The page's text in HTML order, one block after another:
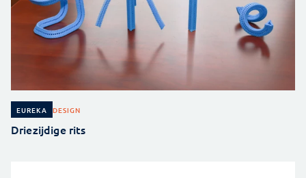
EUREKA DESIGN
Driezijdige rits